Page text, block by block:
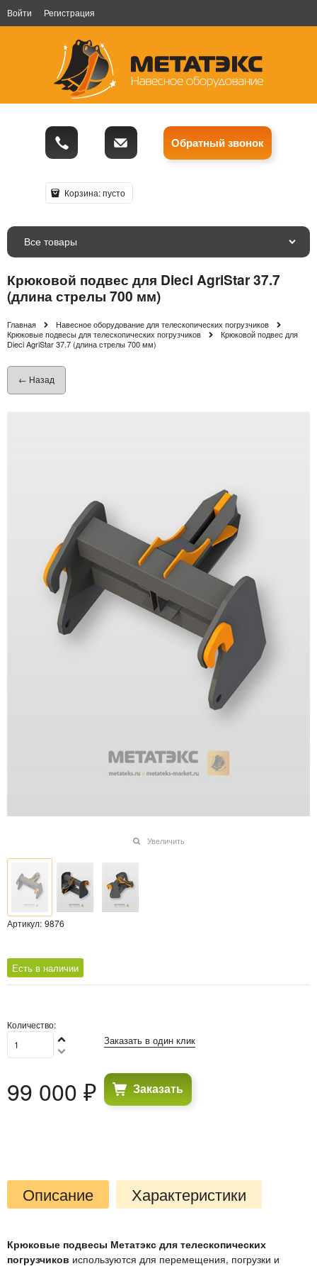
Войти Регистрация
Обратный звонок
Корзина:пусто
Все товары
Крюковой подвес для Dieci AgriStar 37.7
(длина стрелы 700 мм)
Главная
Навесное оборудование для телескопических погрузчиков
Крюковые подвесы для телескопических погрузчиков
Крюковой подвес для
Dieci AgriStar 37.7 (длина стрелы 700 мм)
← Назад
Увеличить
Артикул: 9876
Есть в наличии
Количество:
99 000 ₽
Заказать в один клик
Заказать
Описание Характеристики
Крюковые подвесы Метатэкс для телескопических
погрузчиков используются для перемещения, погрузки и